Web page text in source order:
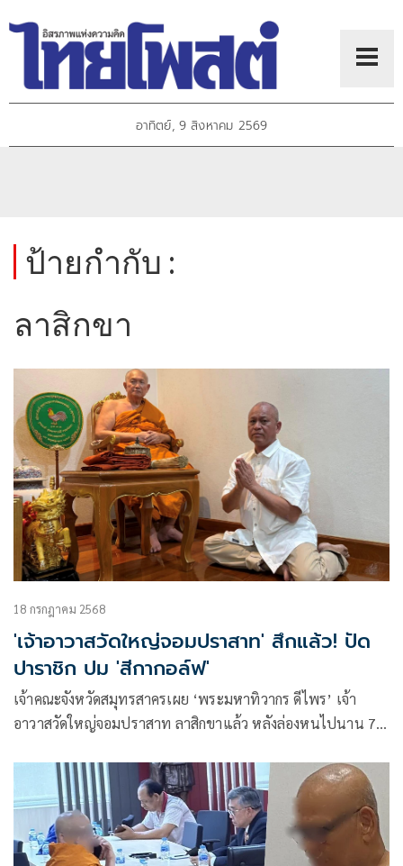
อาทิตย์, 9 สิงหาคม 2569
ป้ายกำกับ :
ลาสิกขา
18 กรกฎาคม 2568
'เจ้าอาวาสวัดใหญ่จอมปราสาท' สึกแล้ว! ปัด
ปาราชิก ปม 'สีกากอล์ฟ'
เจ้าคณะจังหวัดสมุทรสาครเผย ‘พระมหาทิวากร ดีไพร’ เจ้า
อาวาสวัดใหญ่จอมปราสาท ลาสิกขาแล้ว หลังล่องหนไปนาน 7